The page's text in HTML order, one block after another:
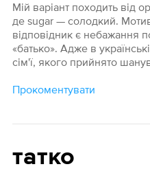
Мій варіант походить від
де sugar — солодкий.
відповідник є небажання
«батько». Адже в
сім'ї, якого прийнято
Прокоментувати
татко